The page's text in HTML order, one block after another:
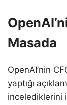
Masada
OpenAI’nin
yaptığı
incelediklerini